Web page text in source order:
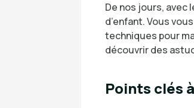
De nos jours, avec
d’enfant. Vous
techniques pour
découvrir des
Points clés